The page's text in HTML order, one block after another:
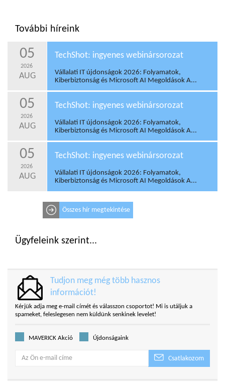
További híreink
05
2026
AUG
TechShot: ingyenes webinársorozat
Vállalati IT újdonságok 2026: Folyamatok,
Kiberbiztonság és Microsoft AI Megoldások A...
05
2026
AUG
TechShot: ingyenes webinársorozat
Vállalati IT újdonságok 2026: Folyamatok,
Kiberbiztonság és Microsoft AI Megoldások A...
05
2026
AUG
TechShot: ingyenes webinársorozat
Vállalati IT újdonságok 2026: Folyamatok,
Kiberbiztonság és Microsoft AI Megoldások A...
Összes hír megtekintése
Ügyfeleink szerint...
Tudjon meg még több hasznos
információt!
Kérjük adja meg e-mail címét és válasszon csoportot! Mi is utáljuk a
spameket, feleslegesen nem küldünk senkinek levelet!
MAVERICK Akció Újdonságaink
Csatlakozom